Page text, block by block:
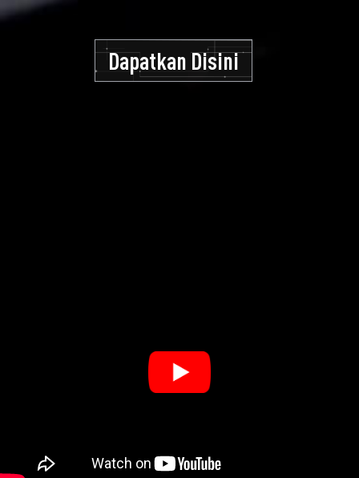
Dapatkan Disini